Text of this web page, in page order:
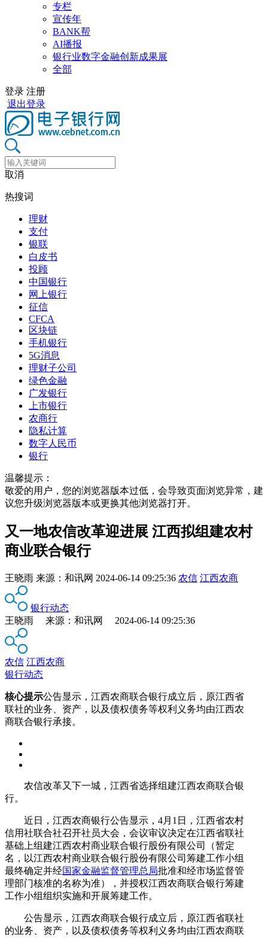
专栏
宣传年
BANK帮
AI播报
银行业数字金融创新成果展
全部
登录 注册
退出登录
取消
热搜词
理财
支付
银联
白皮书
投顾
中国银行
网上银行
征信
CFCA
区块链
手机银行
5G消息
理财子公司
绿色金融
广发银行
上市银行
农商行
隐私计算
数字人民币
银行
温馨提示：
敬爱的用户，您的浏览器版本过低，会导致页面浏览异常，建
议您升级浏览器版本或更换其他浏览器打开。
又一地农信改革迎进展 江西拟组建农村
商业联合银行
王晓雨 来源： 和讯网 2024-06-14 09:25:36 农信 江西农商
银行动态
王晓雨 来源：和讯网 2024-06-14 09:25:36
农信 江西农商
银行动态
核心提示公告显示，江西农商联合银行成立后，原江西省
联社的业务、资产，以及债权债务等权利义务均由江西农
商联合银行承接。
农信改革又下一城，江西省选择组建江西农商联合银
行。
近日，江西农商银行公告显示，4月1日，江西省农村
信用社联合社召开社员大会，会议审议决定在江西省联社
基础上组建江西农村商业联合银行股份有限公司（暂定
名，以江西农村商业联合银行股份有限公司筹建工作小组
最终确定并经国家金融监督管理总局批准和经市场监督管
理部门核准的名称为准），并授权江西农商联合银行筹建
工作小组组织实施和开展筹建工作。
公告显示，江西农商联合银行成立后，原江西省联社
的业务、资产，以及债权债务等权利义务均由江西农商联